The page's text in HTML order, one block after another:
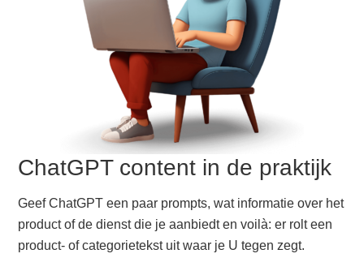
ChatGPT content in de praktijk
Geef ChatGPT een paar prompts, wat informatie over het
product of de dienst die je aanbiedt en voilà: er rolt een
product- of categorietekst uit waar je U tegen zegt.